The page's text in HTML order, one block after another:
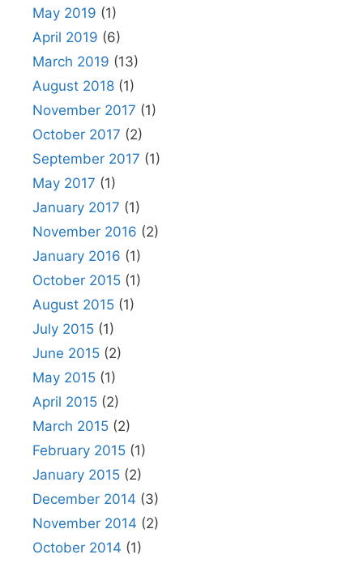
May 2019 (1)
April 2019 (6)
March 2019 (13)
August 2018 (1)
November 2017 (1)
October 2017 (2)
September 2017 (1)
May 2017 (1)
January 2017 (1)
November 2016 (2)
January 2016 (1)
October 2015 (1)
August 2015 (1)
July 2015 (1)
June 2015 (2)
May 2015 (1)
April 2015 (2)
March 2015 (2)
February 2015 (1)
January 2015 (2)
December 2014 (3)
November 2014 (2)
October 2014 (1)